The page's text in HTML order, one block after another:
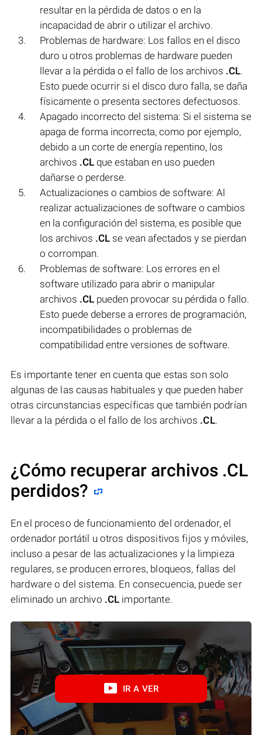
resultar en la pérdida de datos o en la
incapacidad de abrir o utilizar el archivo.
Problemas de hardware: Los fallos en el disco
duro u otros problemas de hardware pueden
llevar a la pérdida o el fallo de los archivos .CL.
Esto puede ocurrir si el disco duro falla, se daña
físicamente o presenta sectores defectuosos.
Apagado incorrecto del sistema: Si el sistema se
apaga de forma incorrecta, como por ejemplo,
debido a un corte de energía repentino, los
archivos .CL que estaban en uso pueden
dañarse o perderse.
Actualizaciones o cambios de software: Al
realizar actualizaciones de software o cambios
en la configuración del sistema, es posible que
los archivos .CL se vean afectados y se pierdan
o corrompan.
Problemas de software: Los errores en el
software utilizado para abrir o manipular
archivos .CL pueden provocar su pérdida o fallo.
Esto puede deberse a errores de programación,
incompatibilidades o problemas de
compatibilidad entre versiones de software.
Es importante tener en cuenta que estas son solo
algunas de las causas habituales y que pueden haber
otras circunstancias específicas que también podrían
llevar a la pérdida o el fallo de los archivos .CL.
¿Cómo recuperar archivos .CL
perdidos?
En el proceso de funcionamiento del ordenador, el
ordenador portátil u otros dispositivos fijos y móviles,
incluso a pesar de las actualizaciones y la limpieza
regulares, se producen errores, bloqueos, fallas del
hardware o del sistema. En consecuencia, puede ser
eliminado un archivo .CL importante.
IR A VER